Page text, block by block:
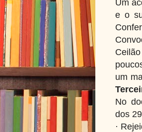
Um
e o
um
No
dos
·